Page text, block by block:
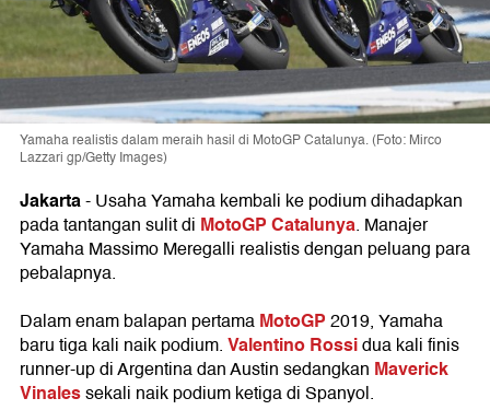
Yamaha realistis dalam meraih hasil di MotoGP Catalunya. (Foto: Mirco
Lazzari gp/Getty Images)
Jakarta- Usaha Yamaha kembali ke podium dihadapkan
pada tantangan sulit di MotoGP Catalunya. Manajer
Yamaha Massimo Meregalli realistis dengan peluang para
pebalapnya.
Dalam enam balapan pertamaMotoGP2019, Yamaha
baru tiga kali naik podium.Valentino Rossidua kali finis
runner-up di Argentina dan Austin sedangkan Maverick
Vinalessekali naik podium ketiga di Spanyol.